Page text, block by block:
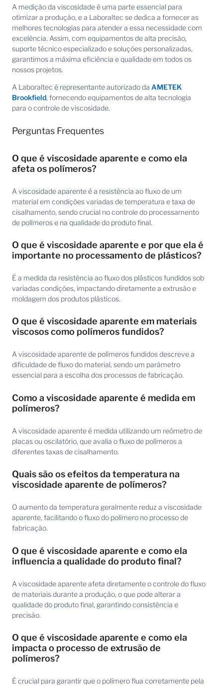
A medição da viscosidade é uma parte essencial para
otimizar a produção, e a Laboraltec se dedica a fornecer as
melhores tecnologias para atender a essa necessidade com
excelência. Assim, com equipamentos de alta precisão,
suporte técnico especializado e soluções personalizadas,
garantimos a máxima eficiência e qualidade em todos os
nossos projetos.
A Laboraltec é representante autorizado da AMETEK
Brookfield, fornecendo equipamentos de alta tecnologia
para o controle de viscosidade.
Perguntas Frequentes
O que é viscosidade aparente e como ela
afeta os polímeros?
A viscosidade aparente é a resistência ao fluxo de um
material em condições variadas de temperatura e taxa de
cisalhamento, sendo crucial no controle do processamento
de polímeros e na qualidade do produto final.
O que é viscosidade aparente e por que ela é
importante no processamento de plásticos?
É a medida da resistência ao fluxo dos plásticos fundidos sob
variadas condições, impactando diretamente a extrusão e
moldagem dos produtos plásticos.
O que é viscosidade aparente em materiais
viscosos como polímeros fundidos?
A viscosidade aparente de polímeros fundidos descreve a
dificuldade de fluxo do material, sendo um parâmetro
essencial para a escolha dos processos de fabricação.
Como a viscosidade aparente é medida em
polímeros?
A viscosidade aparente é medida utilizando um reômetro de
placas ou oscilatório, que avalia o fluxo de polímeros a
diferentes taxas de cisalhamento.
Quais são os efeitos da temperatura na
viscosidade aparente de polímeros?
O aumento da temperatura geralmente reduz a viscosidade
aparente, facilitando o fluxo do polímero no processo de
fabricação.
O que é viscosidade aparente e como ela
influencia a qualidade do produto final?
A viscosidade aparente afeta diretamente o controle do fluxo
de materiais durante a produção, o que pode alterar a
qualidade do produto final, garantindo consistência e
precisão.
O que é viscosidade aparente e como ela
impacta o processo de extrusão de
polímeros?
É crucial para garantir que o polímero flua corretamente pela